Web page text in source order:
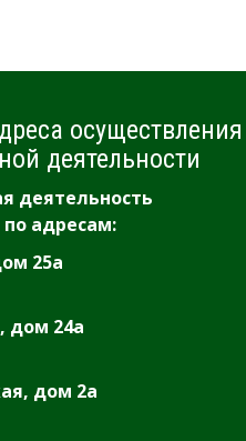
осуществления
деятельности
деятельность
адресам:
25а
дом 24а
дом 2а